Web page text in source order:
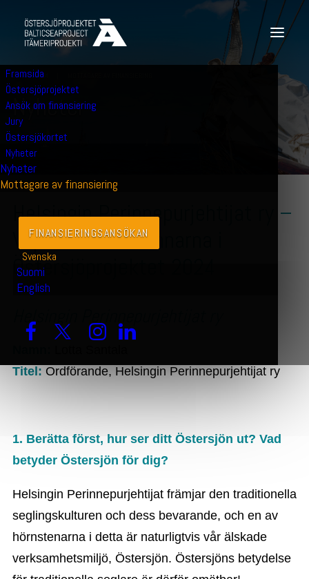
Framsida
Östersjöprojektet
Ansök om finansiering
Jury
Östersjökortet
Nyheter
Nyheter
Mottagare av finansiering
FINANSIERINGS­ANSÖKAN
Svenska
Suomi
English
28 JUNI 2024
Nyheter
Helsingin Perinnepurjehtijat ry –
Vi presenterar vinnarna i
Östersjöprojektet 2024
Helsingin Perinnepurjehtijat ry
Titel: Ordförande, Helsingin Perinnepurjehtijat ry
1. Berätta först, hur ser ditt Östersjön ut? Vad
betyder Östersjön för dig?
Helsingin Perinnepurjehtijat främjar den traditionella
seglingskulturen och dess bevarande, och en av
hörnstenarna i detta är naturligtvis vår älskade
verksamhetsmiljö, Östersjön. Östersjöns betydelse